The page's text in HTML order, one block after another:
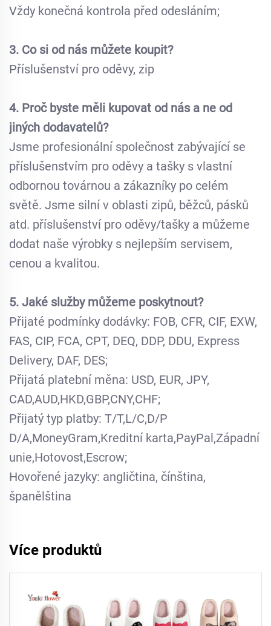
Vždy konečná kontrola před odesláním;
3. Co si od nás můžete koupit?
Příslušenství pro oděvy, zip
4. Proč byste měli kupovat od nás a ne od
jiných dodavatelů?
Jsme profesionální společnost zabývající se
příslušenstvím pro oděvy a tašky s vlastní
odbornou továrnou a zákazníky po celém
světě. Jsme silní v oblasti zipů, běžců, pásků
atd. příslušenství pro oděvy/tašky a můžeme
dodat naše výrobky s nejlepším servisem,
cenou a kvalitou.
5. Jaké služby můžeme poskytnout?
Přijaté podmínky dodávky: FOB, CFR, CIF, EXW,
FAS, CIP, FCA, CPT, DEQ, DDP, DDU, Express
Delivery, DAF, DES;
Přijatá platební měna: USD, EUR, JPY,
CAD,AUD,HKD,GBP,CNY,CHF;
Přijatý typ platby: T/T,L/C,D/P
D/A,MoneyGram,Kreditní karta,PayPal,Západní
unie,Hotovost,Escrow;
Hovořené jazyky: angličtina, čínština,
španělština
Více produktů